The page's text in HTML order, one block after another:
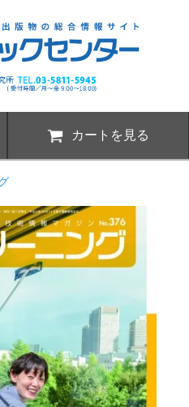
カートを見る